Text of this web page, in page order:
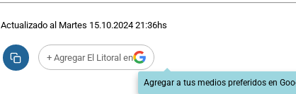
Actualizado al Martes 15.10.2024 21:36hs
+ Agregar El Litoral en
Agregar a tus medios preferidos en